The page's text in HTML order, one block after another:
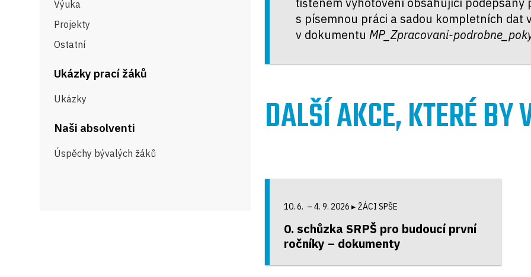
s písemnou práci a sadou kompletních dat
v dokumentuMP_Zpracovani-
DALŠÍ AKCE, KTERÉ
10. 6. – 4. 9. 2026 ▸ ŽÁCI SPŠE
0. schůzka SRPŠ pro budoucí první
ročníky – dokumenty
Výuka
Projekty
Ostatní
Ukázky prací žáků
Ukázky
Naši absolventi
Úspěchy bývalých žáků